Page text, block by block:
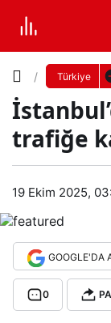
Türkiye
trafiğe
19 Ekim 2025,
GOOGLE'DA
0
İsta
’da
bug